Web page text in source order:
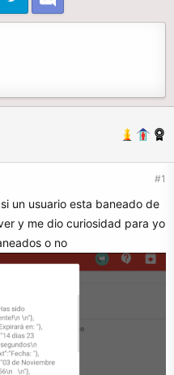
#1
un usuario esta baneado de
y me dio curiosidad para yo
o no